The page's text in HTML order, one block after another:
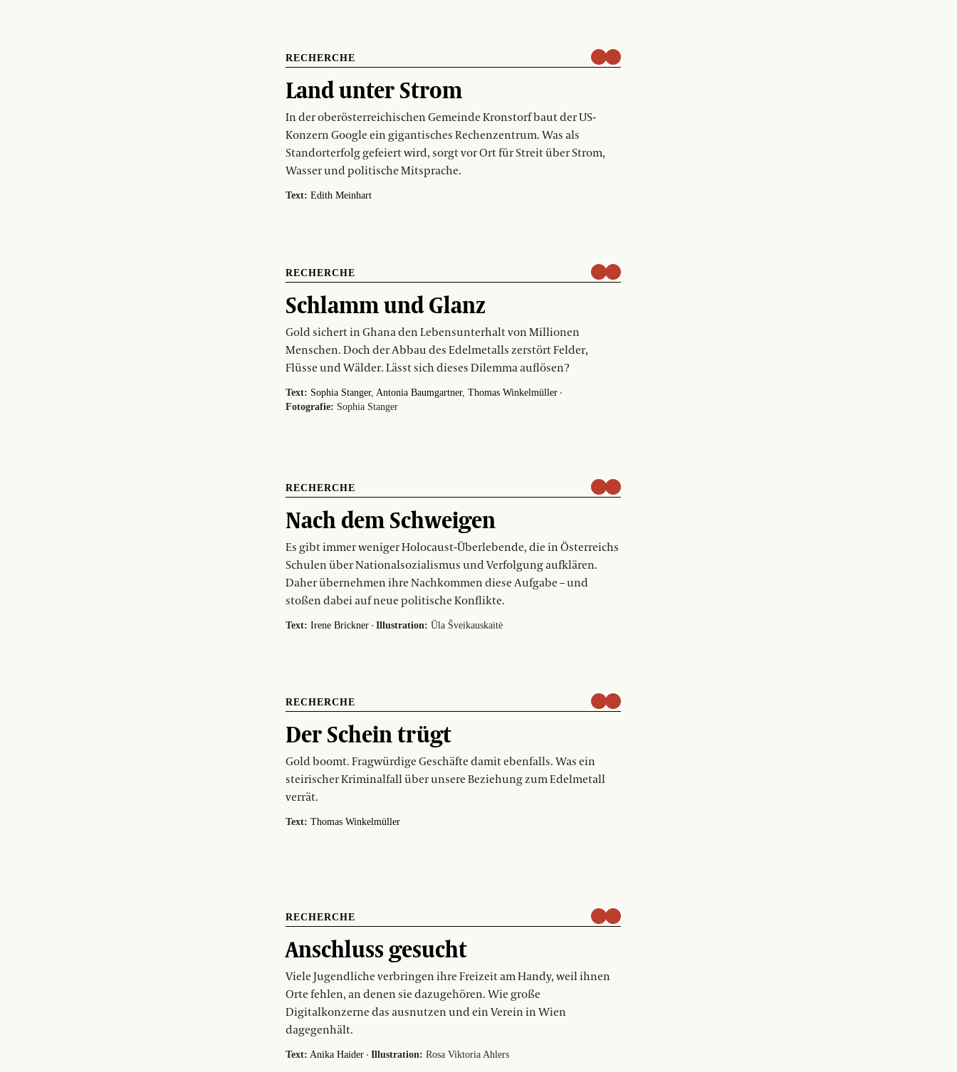
RECHERCHE
Land unter Strom
In der oberösterreichischen Gemeinde Kronstorf baut der US-
Konzern Google ein gigantisches Rechenzentrum. Was als
Standorterfolg gefeiert wird, sorgt vor Ort für Streit über Strom,
Wasser und politische Mitsprache.
Text: Edith Meinhart
RECHERCHE
Schlamm und Glanz
Gold sichert in Ghana den Lebensunterhalt von Millionen
Menschen. Doch der Abbau des Edelmetalls zerstört Felder,
Flüsse und Wälder. Lässt sich dieses Dilemma auflösen?
Text: Sophia Stanger Antonia Baumgartner Thomas Winkelmüller·
Fotografie: Sophia Stanger
RECHERCHE
Nach dem Schweigen
Es gibt immer weniger Holocaust-Überlebende, die in Österreichs
Schulen über Nationalsozialismus und Verfolgung aufklären.
Daher übernehmen ihre Nachkommen diese Aufgabe – und
stoßen dabei auf neue politische Konflikte.
Text: Irene Brickner· Illustration: Ūla Šveikauskaitė
RECHERCHE
Der Schein trügt
Gold boomt. Fragwürdige Geschäfte damit ebenfalls. Was ein
steirischer Kriminalfall über unsere Beziehung zum Edelmetall
verrät.
Text: Thomas Winkelmüller
RECHERCHE
Anschluss gesucht
Viele Jugendliche verbringen ihre Freizeit am Handy, weil ihnen
Orte fehlen, an denen sie dazugehören. Wie große
Digitalkonzerne das ausnutzen und ein Verein in Wien
dagegenhält.
Text: Anika Haider· Illustration: Rosa Viktoria Ahlers